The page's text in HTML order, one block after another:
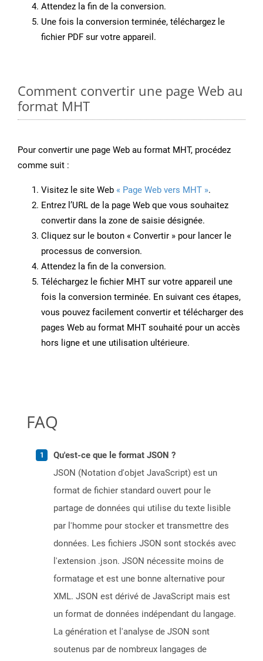
Attendez la fin de la conversion.
Une fois la conversion terminée, téléchargez le
fichier PDF sur votre appareil.
Comment convertir une page Web au
format MHT
Pour convertir une page Web au format MHT, procédez
comme suit :
Visitez le site Web « Page Web vers MHT ».
Entrez l’URL de la page Web que vous souhaitez
convertir dans la zone de saisie désignée.
Cliquez sur le bouton « Convertir » pour lancer le
processus de conversion.
Attendez la fin de la conversion.
Téléchargez le fichier MHT sur votre appareil une
fois la conversion terminée. En suivant ces étapes,
vous pouvez facilement convertir et télécharger des
pages Web au format MHT souhaité pour un accès
hors ligne et une utilisation ultérieure.
FAQ
Qu'est-ce que le format JSON ?
JSON (Notation d'objet JavaScript) est un
format de fichier standard ouvert pour le
partage de données qui utilise du texte lisible
par l'homme pour stocker et transmettre des
données. Les fichiers JSON sont stockés avec
l'extension .json. JSON nécessite moins de
formatage et est une bonne alternative pour
XML. JSON est dérivé de JavaScript mais est
un format de données indépendant du langage.
La génération et l'analyse de JSON sont
soutenus par de nombreux langages de